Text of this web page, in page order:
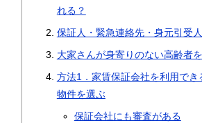
れる？
保証人・緊急連絡先・身元引受
大家さんが身寄りのない高齢者
方法1．家賃保証会社を利用でき
物件を選ぶ
保証会社にも審査がある